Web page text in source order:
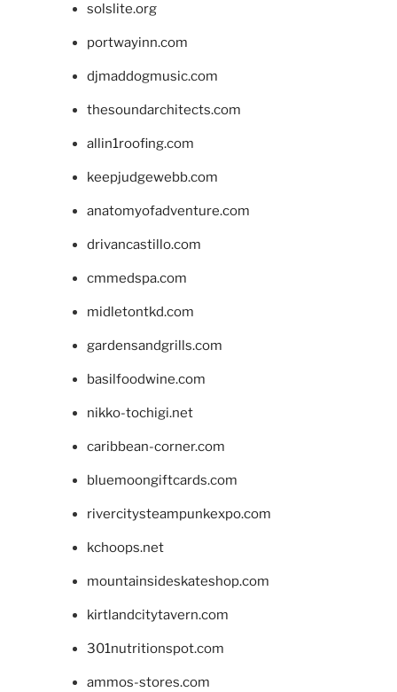
solslite.org
portwayinn.com
djmaddogmusic.com
thesoundarchitects.com
allin1roofing.com
keepjudgewebb.com
anatomyofadventure.com
drivancastillo.com
cmmedspa.com
midletontkd.com
gardensandgrills.com
basilfoodwine.com
nikko-tochigi.net
caribbean-corner.com
bluemoongiftcards.com
rivercitysteampunkexpo.com
kchoops.net
mountainsideskateshop.com
kirtlandcitytavern.com
301nutritionspot.com
ammos-stores.com